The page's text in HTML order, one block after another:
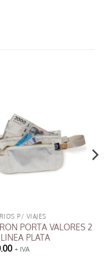
P/ VIAJES
PORTA VALORES 2
PLATA
+ IVA